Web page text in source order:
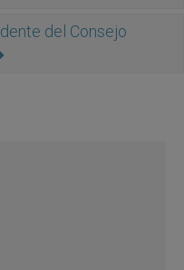
del Consejo